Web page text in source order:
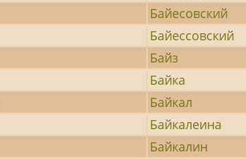
Байесовский
Байессовский
Байз
Байка
Байкал
Байкалеина
Байкалин